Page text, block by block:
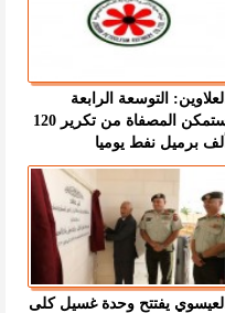
العلاوين: التوسعة الرابعة
ستمكن المصفاة من تكرير 120
ألف برميل نفط يوميا
العيسوي يفتتح وحدة غسيل كلى